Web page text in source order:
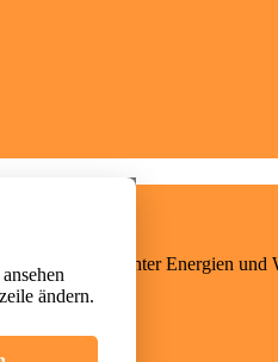
ändern.
unerwünschter Energien und